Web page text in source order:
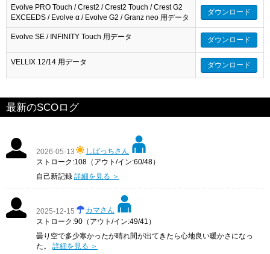
Evolve PRO Touch / Crest2 / Crest2 Touch / Crest G2
EXCEEDS / Evolve α / Evolve G2 / Granz neo 用データ
ダウンロード
Evolve SE / INFINITY Touch 用データ ダウンロード
VELLIX 12/14 用データ ダウンロード
最新のSCOログ
2026-05-13
しばっちさん
ストローク:108（アウト/イン:60/48）
自己新記録 詳細を見る ＞
2025-12-15
カマさん
ストローク:90（アウト/イン:49/41）
曇り空で多少寒かったが晴れ間が出てきたら心地良い暖かさになっ
た。 詳細を見る ＞